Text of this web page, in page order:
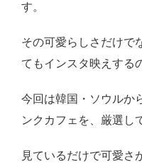
す。
その可愛らしさだけで
てもインスタ映えする
今回は韓国・ソウルか
ンクカフェを、厳選し
見ているだけで可愛さ